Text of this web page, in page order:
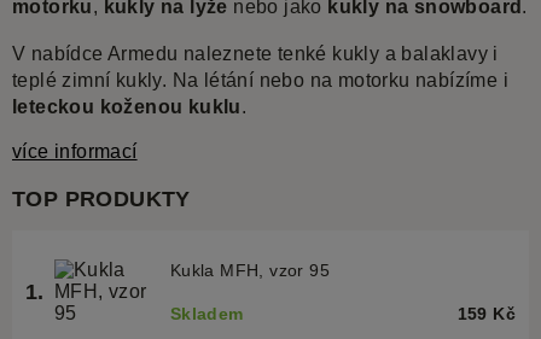
motorku, kukly na lyže nebo jako kukly na snowboard .
V nabídce Armedu naleznete tenké kukly a balaklavy i
teplé zimní kukly. Na létání nebo na motorku nabízíme i
leteckou koženou kuklu.
více informací